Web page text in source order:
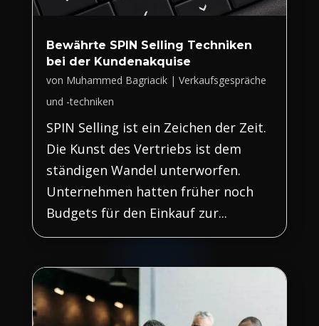
Bewährte SPIN Selling Techniken
bei der Kundenakquise
von Muhammed Bagriacik| Verkaufsgespräche
und -techniken
SPIN Selling ist ein Zeichen der Zeit.
Die Kunst des Vertriebs ist dem
ständigen Wandel unterworfen.
Unternehmen hatten früher noch
Budgets für den Einkauf zur...